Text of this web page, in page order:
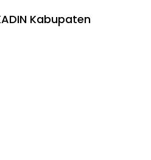
Kabupaten